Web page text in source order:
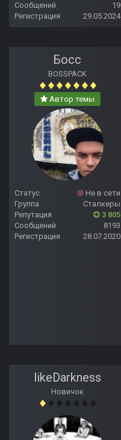
Сообщений
19
Регистрация
29.05.2024
Босс
BOSSPACK
Автор темы
Статус
Не в сети
Группа
Сталкеры
Репутация
3 805
Сообщений
8193
Регистрация
28.07.2020
likeDarkness
Новичок